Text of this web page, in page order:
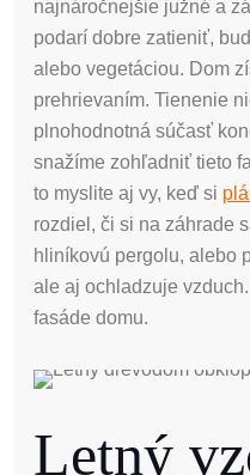
najnáročnejšie južné a
podarí dobre zatieniť,
alebo vegetáciou. Dom
prehrievaním. Tienenie
plnohodnotná súčasť
snažíme zohľadniť tieto
to myslite aj vy, keď si
rozdiel, či si na záhrade
hliníkovú pergolu, alebo
ale aj ochladzuje
fasáde domu.
Letný